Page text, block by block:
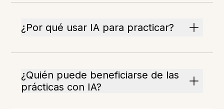
¿Por qué usar IA para practicar?
¿Quién puede beneficiarse de las
prácticas con IA?